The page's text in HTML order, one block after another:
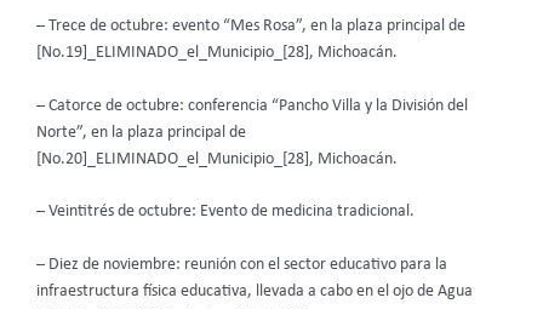
– Trece de octubre: evento “Mes Rosa”, en la plaza principal de
[No.19]_ELIMINADO_el_Municipio_[28], Michoacán.
– Catorce de octubre: conferencia “Pancho Villa y la División del
Norte”, en la plaza principal de
[No.20]_ELIMINADO_el_Municipio_[28], Michoacán.
– Veintitrés de octubre: Evento de medicina tradicional.
– Diez de noviembre: reunión con el sector educativo para la
infraestructura física educativa, llevada a cabo en el ojo de Agua